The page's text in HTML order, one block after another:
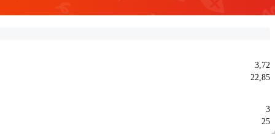
3,72
22,85
3
25